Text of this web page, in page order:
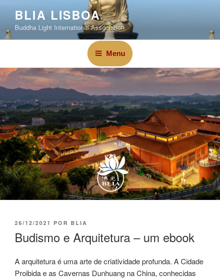
BLIA LISBOA
Buddha Light International Association
Menu
26/12/2021 POR BLIA
Budismo e Arquitetura – um ebook
A arquitetura é uma arte de criatividade profunda. A Cidade
Proibida e as Cavernas Dunhuang na China, conhecidas